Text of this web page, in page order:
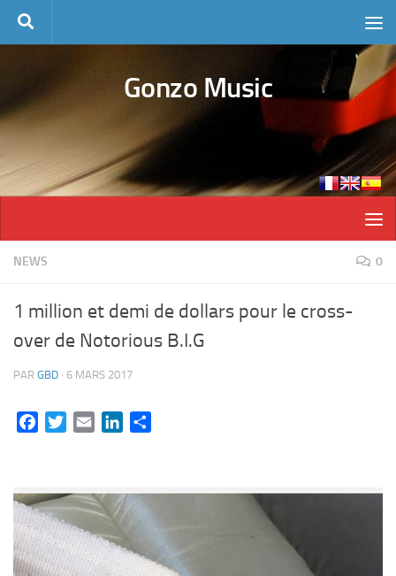
Skip to content
Gonzo Music
NEWS 0
1 million et demi de dollars pour le cross-
over de Notorious B.I.G
PAR GBD · 6 MARS 2017
FacebookTwitterEmail LinkedIn